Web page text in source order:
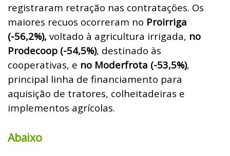
registraram retração nas contratações. Os
maiores recuos ocorreram no Proirriga
(-56,2%), voltado à agricultura irrigada, no
Prodecoop (-54,5%), destinado às
cooperativas, e no Moderfrota (-53,5%),
principal linha de financiamento para
aquisição de tratores, colheitadeiras e
implementos agrícolas.
Abaixo